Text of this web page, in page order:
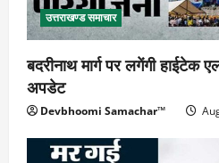
उत्तराखण्ड समाचार
बदरीनाथ मार्ग पर लगेंगी हाईटेक
अपडेट
Devbhoomi Samachar™